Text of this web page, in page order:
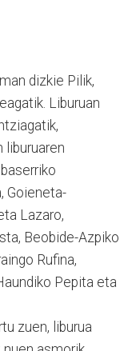
dizkie Pilik,
Liburuan
liburuaren
Goieneta-
Lazaro,
Beobide-Azpiko
Rufina,
Pepita eta
zuen, liburua